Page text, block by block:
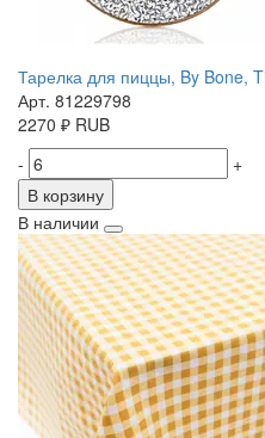
Тарелка для пиццы, By Bone,
Арт. 81229798
2270 ₽ RUB
-
+
В корзину
В наличии